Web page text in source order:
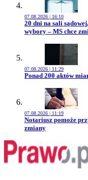
07.08.2026 | 16:10
Przejdź do artykułu:
20 dni na sali
wybory – MS chce
07.08.2026 | 11:29
Przejdź do artykułu:
Ponad 200 aktów
07.08.2026 | 11:19
Przejdź do artykułu:
Notariusz pomoże
zmiany